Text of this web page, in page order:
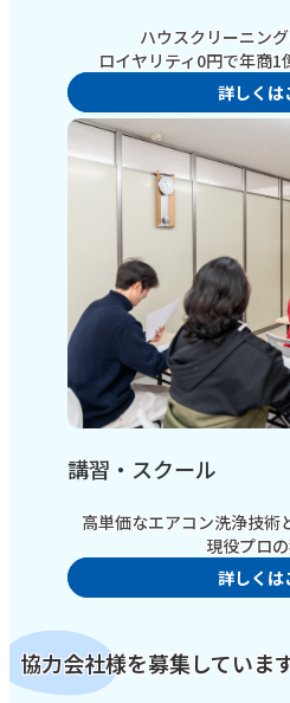
ハウスクリーニン
ロイヤリティ0円で年商1
詳しくは
講習・スクール
高単価なエアコン洗浄技術
現役プロの
詳しくは
協力会社様を募集していま